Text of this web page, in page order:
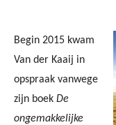
Begin 2015 kwam
Van der Kaaij in
opspraak vanwege
zijn boek De
ongemakkelijke